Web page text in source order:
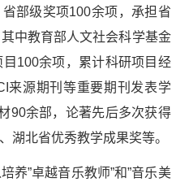
部级奖项100余项，承担省
中教育部人文社会科学基金
100余项，累计科研项目经
来源期刊等重要期刊发表学
90余部，论著先后多次获得
湖北省优秀教学成果奖等。
”卓越音乐教师”和”音乐美